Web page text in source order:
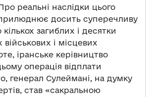
реальні наслідки цього
досить суперечливу
загиблих і десятки
і місцевих
іранське керівництво
операція відплати
генерал Сулеймані, на думку
став «сакральною